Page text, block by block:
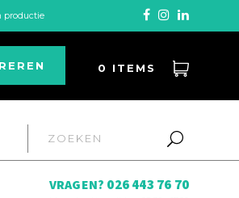
productie
0 ITEMS
VRAGEN? 026 443 76 70